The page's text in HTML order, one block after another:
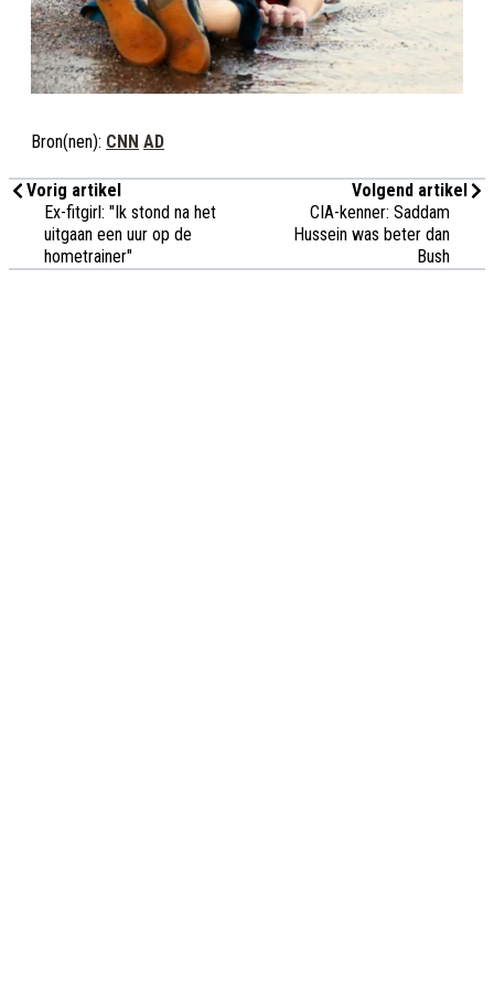
Bron(nen): CNN AD
Vorig artikel
Ex-fitgirl: "Ik stond na het
uitgaan een uur op de
hometrainer"
Volgend artikel
CIA-kenner: Saddam
Hussein was beter dan
Bush